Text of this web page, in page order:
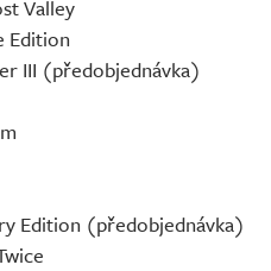
Valley
Edition
III (předobjednávka)
Edition (předobjednávka)